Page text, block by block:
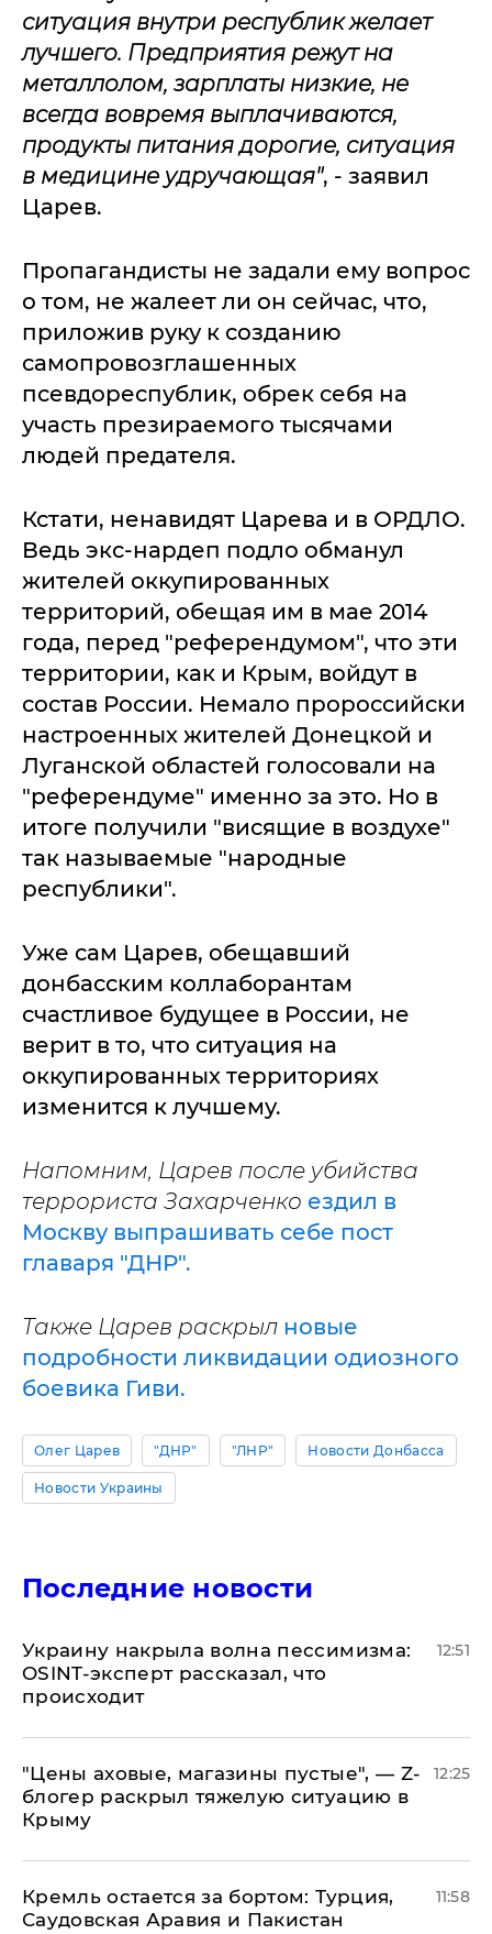
ситуация внутри республик желает
лучшего. Предприятия режут на
металлолом, зарплаты низкие, не
всегда вовремя выплачиваются,
продукты питания дорогие, ситуация
в медицине удручающая", - заявил
Царев.
Пропагандисты не задали ему вопрос
о том, не жалеет ли он сейчас, что,
приложив руку к созданию
самопровозглашенных
псевдореспублик, обрек себя на
участь презираемого тысячами
людей предателя.
Кстати, ненавидят Царева и в ОРДЛО.
Ведь экс-нардеп подло обманул
жителей оккупированных
территорий, обещая им в мае 2014
года, перед "референдумом", что эти
территории, как и Крым, войдут в
состав России. Немало пророссийски
настроенных жителей Донецкой и
Луганской областей голосовали на
"референдуме" именно за это. Но в
итоге получили "висящие в воздухе"
так называемые "народные
республики".
Уже сам Царев, обещавший
донбасским коллаборантам
счастливое будущее в России, не
верит в то, что ситуация на
оккупированных территориях
изменится к лучшему.
Напомним, Царев после убийства
террориста Захарченко ездил в
Москву выпрашивать себе пост
главаря "ДНР".
Также Царев раскрыл новые
подробности ликвидации одиозного
боевика Гиви.
Олег Царев "ДНР" "ЛНР" Новости Донбасса
Новости Украины
Последние новости
​Украину накрыла волна пессимизма:
OSINT-эксперт рассказал, что
происходит
12:51
​"Цены аховые, магазины пустые", — Z-
блогер раскрыл тяжелую ситуацию в
Крыму
12:25
​Кремль остается за бортом: Турция,
Саудовская Аравия и Пакистан
11:58